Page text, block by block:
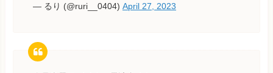
— るり (@ruri__0404) April 27, 2023